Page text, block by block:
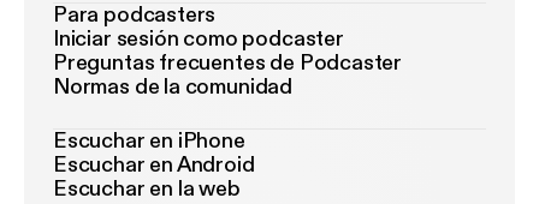
Para podcasters
Iniciar sesión como podcaster
Preguntas frecuentes de Podcaster
Normas de la comunidad
Escuchar en iPhone
Escuchar en Android
Escuchar en la web